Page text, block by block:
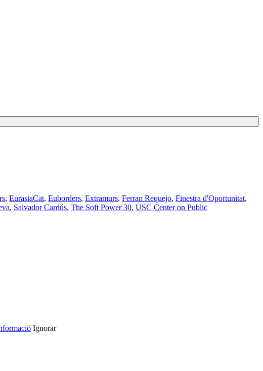
, EurasiaCat, Euborders, Extramurs, Ferran Requejo, Finestra d'Oportunitat,
, Salvador Cardús, The Soft Power 30, USC Center on Public
Ignorar